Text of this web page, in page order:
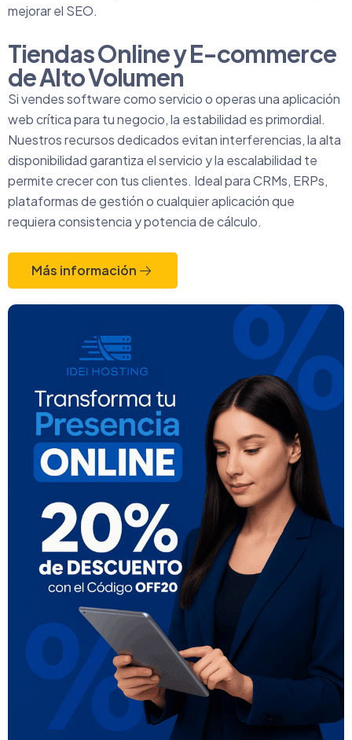
mejorar el SEO.
Tiendas Online y E-commerce
de Alto Volumen
Si vendes software como servicio o operas una aplicación
web crítica para tu negocio, la estabilidad es primordial.
Nuestros recursos dedicados evitan interferencias, la alta
disponibilidad garantiza el servicio y la escalabilidad te
permite crecer con tus clientes. Ideal para CRMs, ERPs,
plataformas de gestión o cualquier aplicación que
requiera consistencia y potencia de cálculo.
Más información